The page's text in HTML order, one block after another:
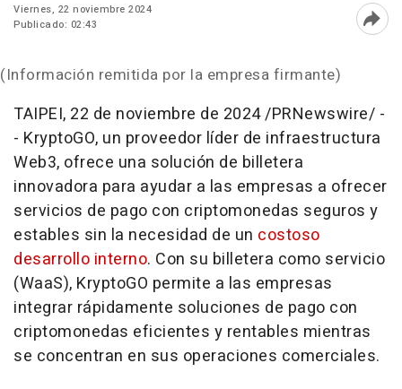
Viernes, 22 noviembre 2024
Publicado: 02:43
(Información remitida por la empresa firmante)
TAIPEI, 22 de noviembre de 2024/PRNewswire/ -
- KryptoGO, un proveedor líder de infraestructura
Web3, ofrece una solución de billetera
innovadora para ayudar a las empresas a ofrecer
servicios de pago con criptomonedas seguros y
estables sin la necesidad de un costoso
desarrollo interno. Con su billetera como servicio
(WaaS), KryptoGO permite a las empresas
integrar rápidamente soluciones de pago con
criptomonedas eficientes y rentables mientras
se concentran en sus operaciones comerciales.